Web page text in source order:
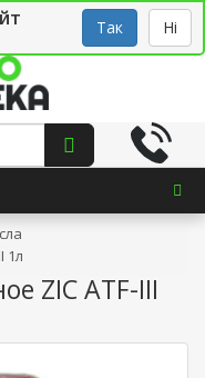
Так НіУкр
1л
ZIC ATF-III